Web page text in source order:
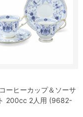
ーヒーカップ＆ソーサ
200cc 2人用 (9682-